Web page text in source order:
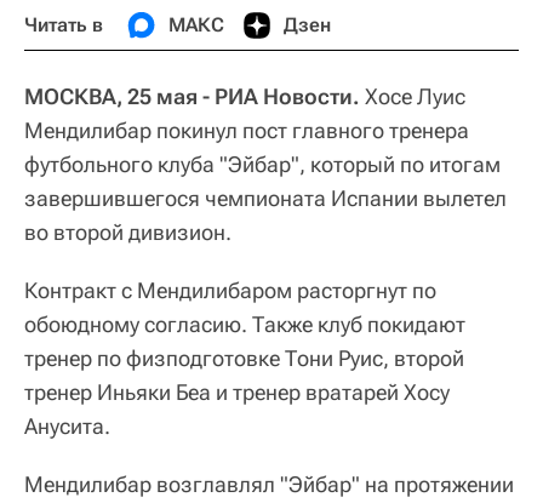
Читать в МАКС Дзен
МОСКВА, 25 мая - РИА Новости. Хосе Луис
Мендилибар покинул пост главного тренера
футбольного клуба "Эйбар", который по итогам
завершившегося чемпионата Испании вылетел
во второй дивизион.
Контракт с Мендилибаром расторгнут по
обоюдному согласию. Также клуб покидают
тренер по физподготовке Тони Руис, второй
тренер Иньяки Беа и тренер вратарей Хосу
Анусита.
Мендилибар возглавлял "Эйбар" на протяжении